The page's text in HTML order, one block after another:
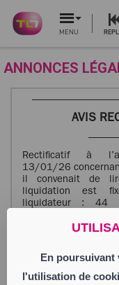
En poursuivant
l'utilisation de
MENU
ANNONCES
AVIS
Rectificatif à
13/01/26
il convenait de
liquidation est
liquidateur : 44